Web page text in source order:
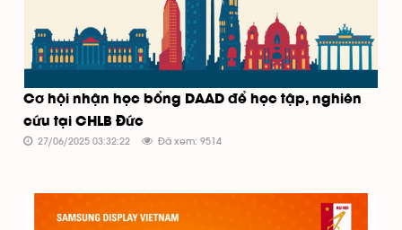
Cơ hội nhận học bổng DAAD để học tập, nghiên
cứu tại CHLB Đức
27/06/2025 03:32:22 Đã xem: 9514